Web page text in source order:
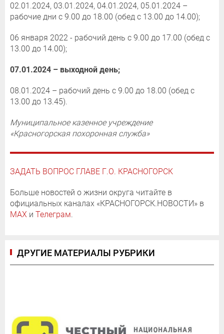
02.01.2024, 03.01.2024, 04.01.2024, 05.01.2024 –
рабочие дни с 9.00 до 18.00 (обед с 13.00 до 14.00);
06 января 2022 - рабочий день с 9.00 до 17.00 (обед с
13.00 до 14.00);
07.01.2024 – выходной день;
08.01.2024 – рабочий день с 9.00 до 18.00 (обед с
13.00 до 13.45).
Муниципальное казенное учреждение
«Красногорская похоронная служба»
ЗАДАТЬ ВОПРОС ГЛАВЕ Г.О. КРАСНОГОРСК
Больше новостей о жизни округа читайте в
официальных каналах «КРАСНОГОРСК.НОВОСТИ» в
MAX и Телеграм.
ДРУГИЕ МАТЕРИАЛЫ РУБРИКИ